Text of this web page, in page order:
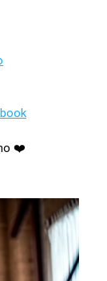
❤️